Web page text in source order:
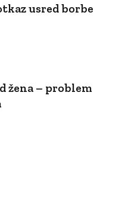
usred borbe
žena – problem